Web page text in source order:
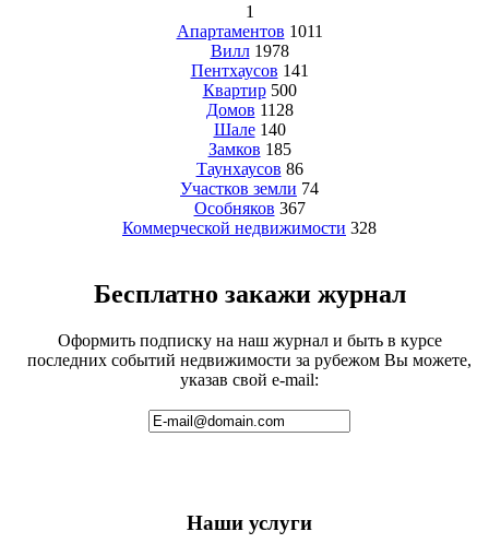
1
Апартаментов 1011
Вилл 1978
Пентхаусов 141
Квартир 500
Домов 1128
Шале 140
Замков 185
Таунхаусов 86
Участков земли 74
Особняков 367
Коммерческой недвижимости 328
Бесплатно закажи журнал
Оформить подписку на наш журнал и быть в курсе
последних событий недвижимости за рубежом Вы можете,
указав свой e-mail:
Наши услуги